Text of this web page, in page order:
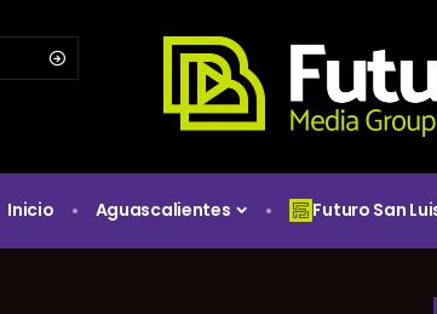
Inicio Aguascalientes Futuro San